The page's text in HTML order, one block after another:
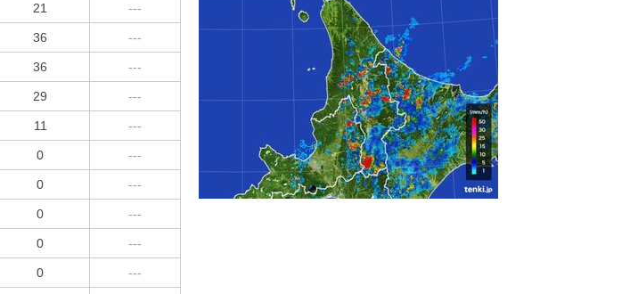
21 ---
36 ---
36 ---
29 ---
11 ---
0 ---
0 ---
0 ---
0 ---
0 ---